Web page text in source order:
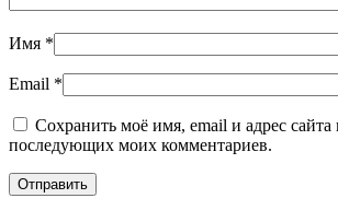
Имя *
Email *
Сохранить моё имя, email и адрес сайта
последующих моих комментариев.